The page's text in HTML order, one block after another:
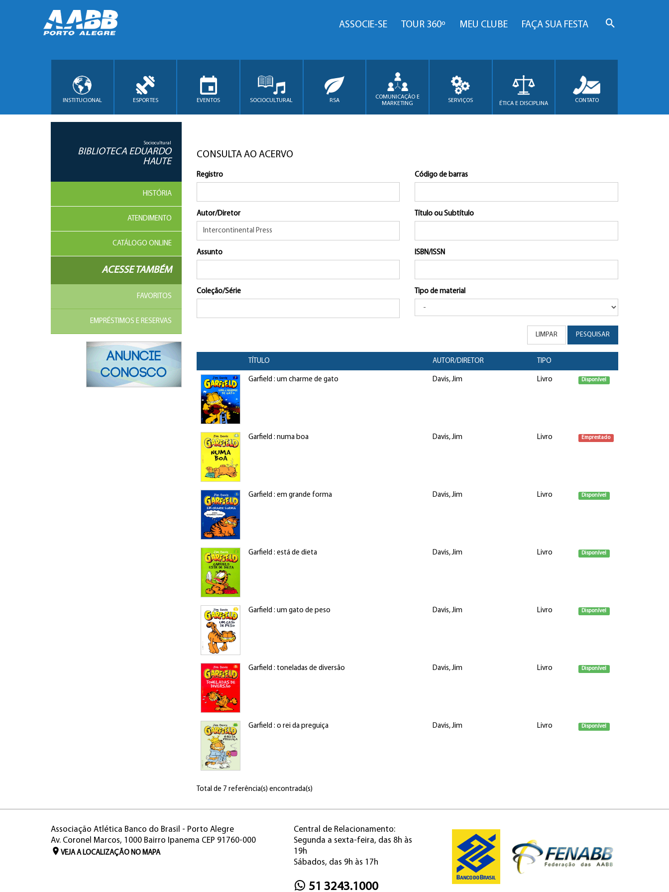
ASSOCIE-SE TOUR 360º MEU CLUBE FAÇA SUA FESTA
INSTITUCIONAL ESPORTES EVENTOS SOCIOCULTURAL RSA
COMUNICAÇÃO E
MARKETING
SERVIÇOS ÉTICA E DISCIPLINA CONTATO
Sociocultural
BIBLIOTECA EDUARDO
HAUTE
HISTÓRIA
ATENDIMENTO
CATÁLOGO ONLINE
ACESSE TAMBÉM
FAVORITOS
EMPRÉSTIMOS E RESERVAS
CONSULTA AO ACERVO
Registro Código de barras
Autor/Diretor Título ou Subtítulo
Assunto ISBN/ISSN
Coleção/Série Tipo de material
LIMPAR PESQUISAR
TÍTULO AUTOR/DIRETOR TIPO
Garfield : um charme de gato Davis, Jim Livro Disponível
Garfield : numa boa Davis, Jim Livro Emprestado
Garfield : em grande forma Davis, Jim Livro Disponível
Garfield : está de dieta Davis, Jim Livro Disponível
Garfield : um gato de peso Davis, Jim Livro Disponível
Garfield : toneladas de diversão Davis, Jim Livro Disponível
Garfield : o rei da preguiça Davis, Jim Livro Disponível
Total de 7 referência(s) encontrada(s)
Associação Atlética Banco do Brasil - Porto Alegre
Av. Coronel Marcos, 1000 Bairro Ipanema CEP 91760-000
VEJA A LOCALIZAÇÃO NO MAPA
Central de Relacionamento:
Segunda a sexta-feira, das 8h às
19h
Sábados, das 9h às 17h
51 3243.1000